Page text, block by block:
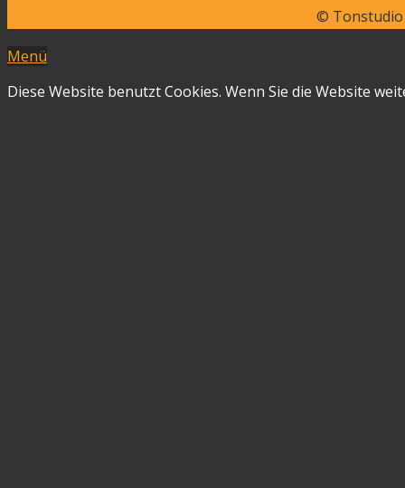
©
Menü
Diese Website benutzt Cookies. Wenn Sie die Website